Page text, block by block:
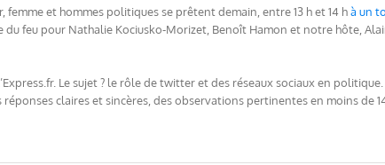
et hommes politiques se prêtent demain, entre 13 h et 14 hà un
du feu pour Nathalie Kociusko-Morizet, Benoît Hamon et notre hôte,
Le sujet ? le rôle de twitter et des réseaux sociaux en
claires et sincères, des observations pertinentes en moins de